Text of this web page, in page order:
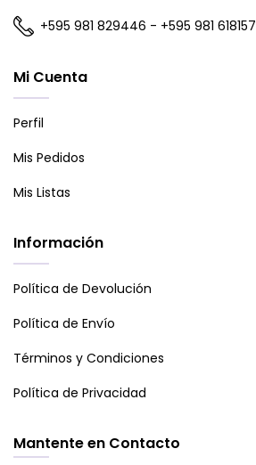
+595 981 829446 - +595 981 618157
Mi Cuenta
Perfil
Mis Pedidos
Mis Listas
Información
Política de Devolución
Política de Envío
Términos y Condiciones
Política de Privacidad
Mantente en Contacto